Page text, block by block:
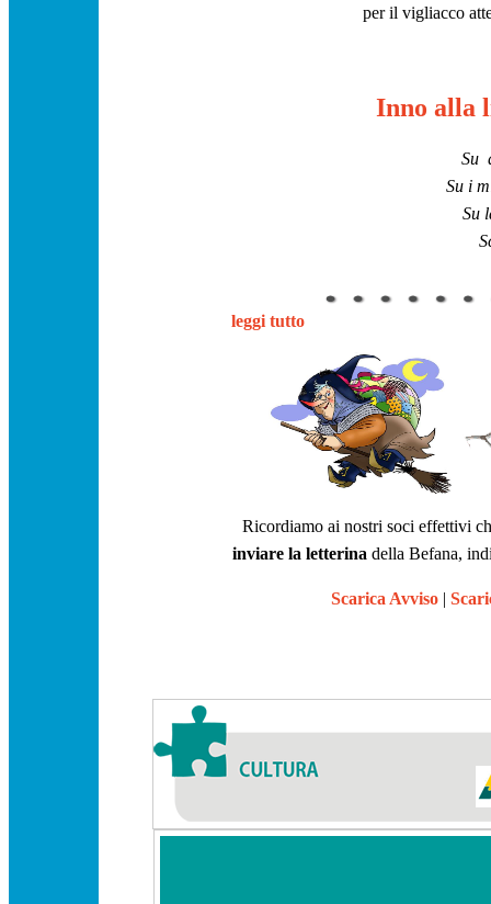
per il vigliacco
Inno alla
Su
Su i
Su
leggi tutto
Ricordiamo ai nostri soci effettivi
inviare la letterina della Befana,
Scarica Avviso|